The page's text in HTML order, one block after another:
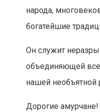
народа,
богатейшие
Он служит
объединяющей
нашей необъятной
Дорогие